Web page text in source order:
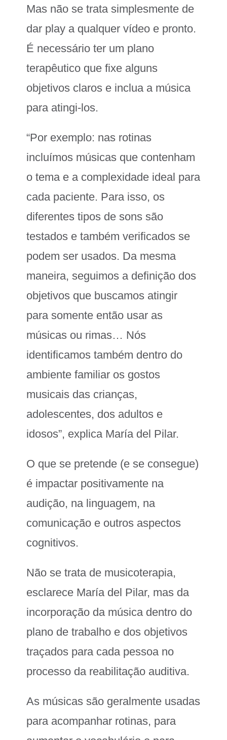
Mas não se trata simplesmente de
dar play a qualquer vídeo e pronto.
É necessário ter um plano
terapêutico que fixe alguns
objetivos claros e inclua a música
para atingi-los.
“Por exemplo: nas rotinas
incluímos músicas que contenham
o tema e a complexidade ideal para
cada paciente. Para isso, os
diferentes tipos de sons são
testados e também verificados se
podem ser usados. Da mesma
maneira, seguimos a definição dos
objetivos que buscamos atingir
para somente então usar as
músicas ou rimas… Nós
identificamos também dentro do
ambiente familiar os gostos
musicais das crianças,
adolescentes, dos adultos e
idosos”, explica María del Pilar.
O que se pretende (e se consegue)
é impactar positivamente na
audição, na linguagem, na
comunicação e outros aspectos
cognitivos.
Não se trata de musicoterapia,
esclarece María del Pilar, mas da
incorporação da música dentro do
plano de trabalho e dos objetivos
traçados para cada pessoa no
processo da reabilitação auditiva.
As músicas são geralmente usadas
para acompanhar rotinas, para